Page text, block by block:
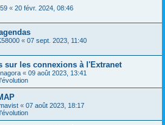
« 20 févr. 2024, 08:46
« 07 sept. 2023, 11:40
sur les connexions à l'Extranet
« 09 août 2023, 13:41
« 07 août 2023, 18:17